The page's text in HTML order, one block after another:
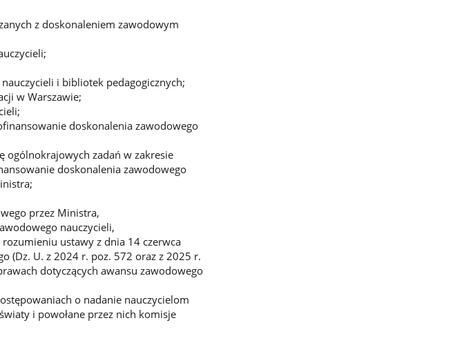
z doskonaleniem zawodowym
i bibliotek pedagogicznych;
w Warszawie;
doskonalenia zawodowego
ogólnokrajowych zadań w zakresie
doskonalenia zawodowego
przez Ministra,
nauczycieli,
ustawy z dnia 14 czerwca
(Dz. U. z 2024 r. poz. 572 oraz z 2025 r.
dotyczących awansu zawodowego
o nadanie nauczycielom
i powołane przez nich komisje